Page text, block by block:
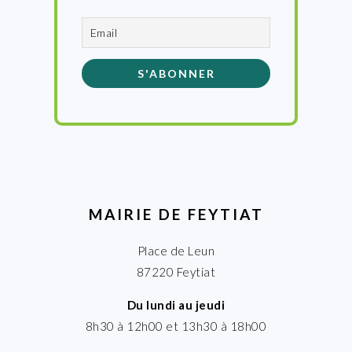
MAIRIE DE FEYTIAT
Place de Leun
87220 Feytiat
Du lundi au jeudi
8h30 à 12h00 et 13h30 à 18h00